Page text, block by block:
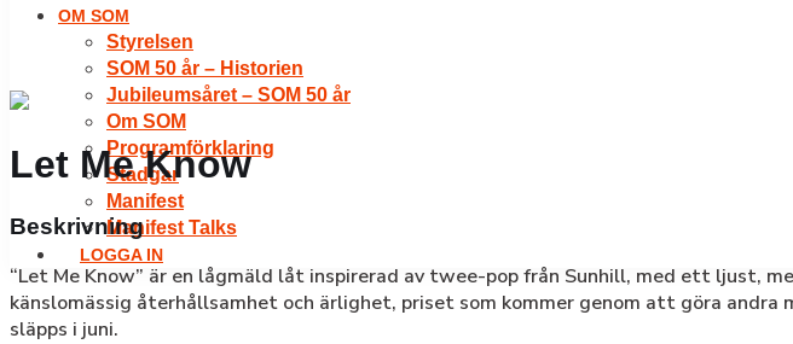
OM SOM
Styrelsen
SOM 50 år – Historien
Jubileumsåret – SOM 50 år
Om SOM
Programförklaring
Stadgar
Manifest
Manifest Talks
LOGGA IN
Let Me Know
Beskrivning
“Let Me Know” är en lågmäld låt inspirerad av twee-pop från Sunhill, med ett ljust,
känslomässig återhållsamhet och ärlighet, priset som kommer genom att göra
släpps i juni.